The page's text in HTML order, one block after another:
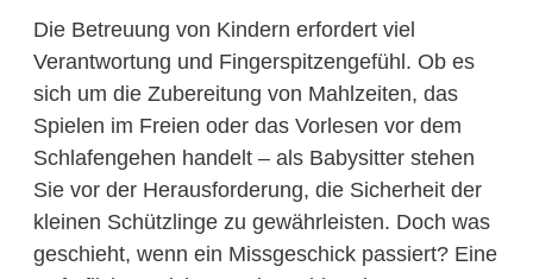
Die Betreuung von Kindern erfordert viel
Verantwortung und Fingerspitzengefühl. Ob es
sich um die Zubereitung von Mahlzeiten, das
Spielen im Freien oder das Vorlesen vor dem
Schlafengehen handelt – als Babysitter stehen
Sie vor der Herausforderung, die Sicherheit der
kleinen Schützlinge zu gewährleisten. Doch was
geschieht, wenn ein Missgeschick passiert? Eine